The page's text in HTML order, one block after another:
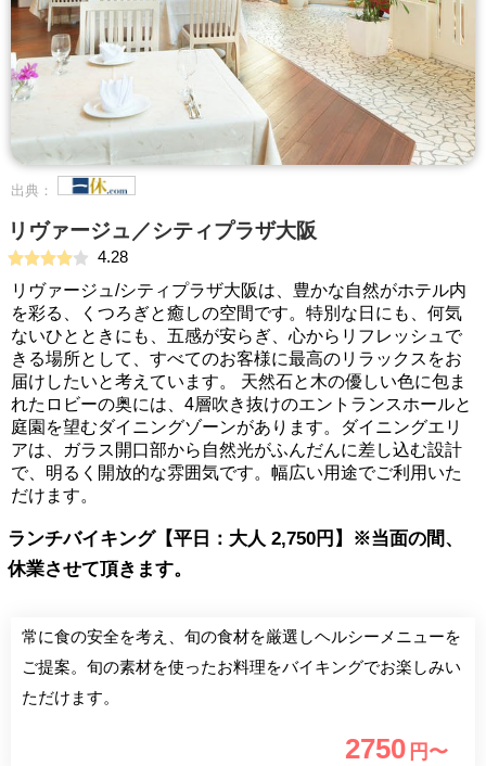
出典：
リヴァージュ／シティプラザ大阪
4.28
リヴァージュ/シティプラザ大阪は、豊かな自然がホテル内
を彩る、くつろぎと癒しの空間です。特別な日にも、何気
ないひとときにも、五感が安らぎ、心からリフレッシュで
きる場所として、すべてのお客様に最高のリラックスをお
届けしたいと考えています。 天然石と木の優しい色に包ま
れたロビーの奥には、4層吹き抜けのエントランスホールと
庭園を望むダイニングゾーンがあります。ダイニングエリ
アは、ガラス開口部から自然光がふんだんに差し込む設計
で、明るく開放的な雰囲気です。幅広い用途でご利用いた
だけます。
ランチバイキング【平日：大人 2,750円】※当面の間、
休業させて頂きます。
常に食の安全を考え、旬の食材を厳選しヘルシーメニューを
ご提案。旬の素材を使ったお料理をバイキングでお楽しみい
ただけます。
2750 円〜